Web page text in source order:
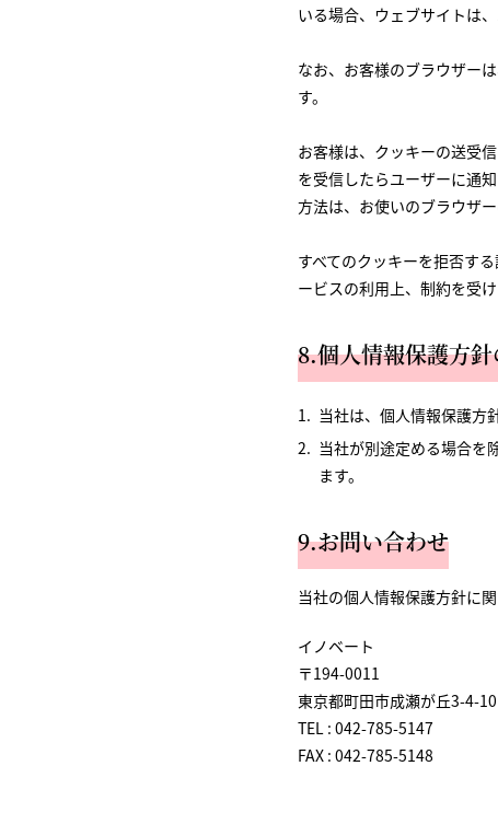
いる場合、ウェブサイトは
なお、お客様のブラウザー
す。
お客様は、クッキーの送受
を受信したらユーザーに通
方法は、お使いのブラウザ
すべてのクッキーを拒否す
ービスの利用上、制約を受
8.個人情報保護方
当社は、個人情報保護方
当社が別途定める場合を
ます。
9.お問い合わせ
当社の個人情報保護方針に
イノベート
〒194-0011
東京都町田市成瀬が丘3-4-10
TEL : 042-785-5147
FAX : 042-785-5148